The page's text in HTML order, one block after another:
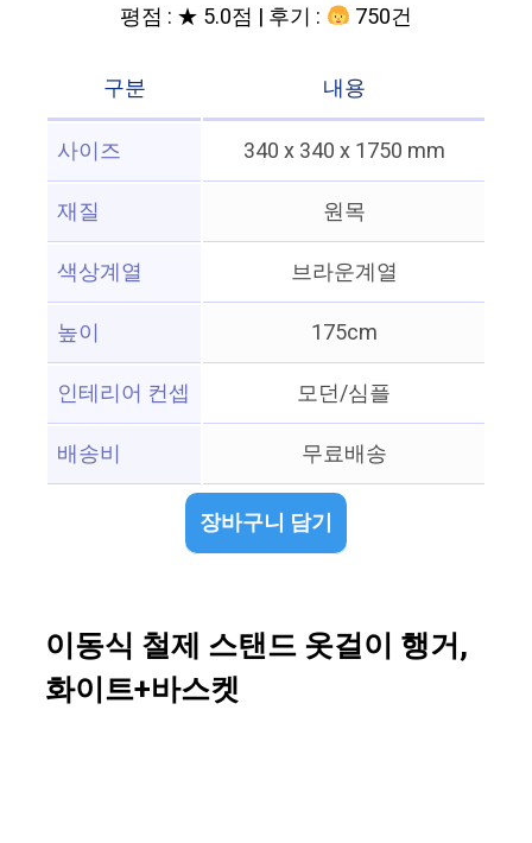
평점 : ★ 5.0점 | 후기 :
750건
구분
내용
사이즈
340 x 340 x 1750 mm
재질
원목
색상계열
브라운계열
높이
175cm
인테리어 컨셉
모던/심플
배송비
무료배송
장바구니 담기
이동식 철제 스탠드 옷걸이 행거,
화이트+바스켓